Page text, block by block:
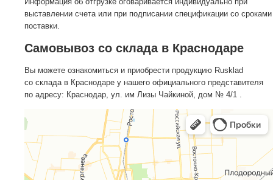
выставлении счета или при подписании спецификации со сроками
поставки.
Самовывоз со склада в Краснодаре
Вы можете ознакомиться и приобрести продукцию Rusklad
со склада в Краснодаре у нашего официального представителя
по адресу: Краснодар, ул. им Лизы Чайкиной, дом № 4/1 .